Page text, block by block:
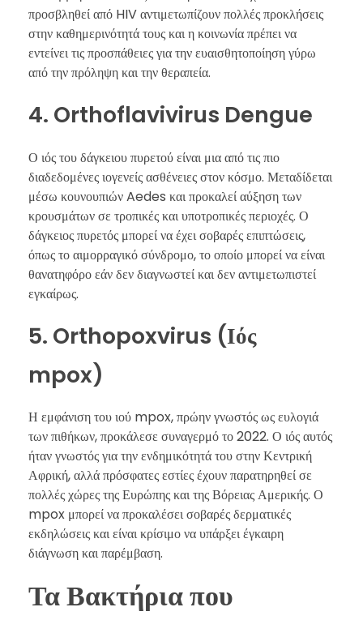
προσβληθεί από HIV αντιμετωπίζουν πολλές προκλήσεις
στην καθημερινότητά τους και η κοινωνία πρέπει να
εντείνει τις προσπάθειες για την ευαισθητοποίηση γύρω
από την πρόληψη και την θεραπεία.
4. Orthoflavivirus Dengue
Ο ιός του δάγκειου πυρετού είναι μια από τις πιο
διαδεδομένες ιογενείς ασθένειες στον κόσμο. Μεταδίδεται
μέσω κουνουπιών Aedes και προκαλεί αύξηση των
κρουσμάτων σε τροπικές και υποτροπικές περιοχές. Ο
δάγκειος πυρετός μπορεί να έχει σοβαρές επιπτώσεις,
όπως το αιμορραγικό σύνδρομο, το οποίο μπορεί να είναι
θανατηφόρο εάν δεν διαγνωστεί και δεν αντιμετωπιστεί
εγκαίρως.
5. Orthopoxvirus (Ιός
mpox)
Η εμφάνιση του ιού mpox, πρώην γνωστός ως ευλογιά
των πιθήκων, προκάλεσε συναγερμό το 2022. Ο ιός αυτός
ήταν γνωστός για την ενδημικότητά του στην Κεντρική
Αφρική, αλλά πρόσφατες εστίες έχουν παρατηρηθεί σε
πολλές χώρες της Ευρώπης και της Βόρειας Αμερικής. Ο
mpox μπορεί να προκαλέσει σοβαρές δερματικές
εκδηλώσεις και είναι κρίσιμο να υπάρξει έγκαιρη
διάγνωση και παρέμβαση.
Τα Βακτήρια που